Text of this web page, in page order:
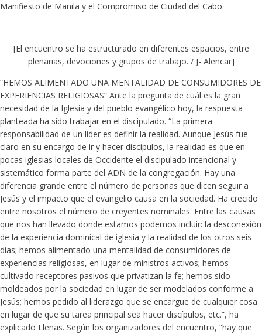
Manifiesto de Manila y el Compromiso de Ciudad del Cabo.
[El encuentro se ha estructurado en diferentes espacios, entre
plenarias, devociones y grupos de trabajo. / J- Alencar]
“HEMOS ALIMENTADO UNA MENTALIDAD DE CONSUMIDORES DE
EXPERIENCIAS RELIGIOSAS” Ante la pregunta de cuál es la gran
necesidad de la Iglesia y del pueblo evangélico hoy, la respuesta
planteada ha sido trabajar en el discipulado. “La primera
responsabilidad de un líder es definir la realidad. Aunque Jesús fue
claro en su encargo de ir y hacer discípulos, la realidad es que en
pocas iglesias locales de Occidente el discipulado intencional y
sistemático forma parte del ADN de la congregación. Hay una
diferencia grande entre el número de personas que dicen seguir a
Jesús y el impacto que el evangelio causa en la sociedad. Ha crecido
entre nosotros el número de creyentes nominales. Entre las causas
que nos han llevado donde estamos podemos incluir: la desconexión
de la experiencia dominical de iglesia y la realidad de los otros seis
días; hemos alimentado una mentalidad de consumidores de
experiencias religiosas, en lugar de ministros activos; hemos
cultivado receptores pasivos que privatizan la fe; hemos sido
moldeados por la sociedad en lugar de ser modelados conforme a
Jesús; hemos pedido al liderazgo que se encargue de cualquier cosa
en lugar de que su tarea principal sea hacer discípulos, etc.”, ha
explicado Llenas. Según los organizadores del encuentro, “hay que